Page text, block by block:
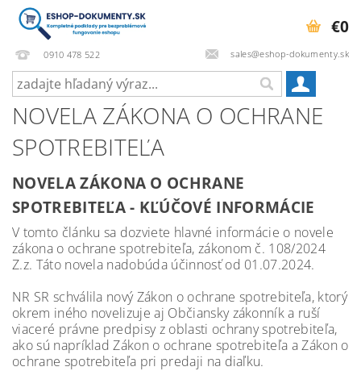
0910 478 522 sales@eshop-dokumenty.sk
€0
NOVELA ZÁKONA O OCHRANE
SPOTREBITEĽA
NOVELA ZÁKONA O OCHRANE
SPOTREBITEĽA - KĽÚČOVÉ INFORMÁCIE
V tomto článku sa dozviete hlavné informácie o novele
zákona o ochrane spotrebiteľa, zákonom č. 108/2024
Z.z. Táto novela nadobúda účinnosť od 01.07.2024.
NR SR schválila nový Zákon o ochrane spotrebiteľa, ktorý
okrem iného novelizuje aj Občiansky zákonník a ruší
viaceré právne predpisy z oblasti ochrany spotrebiteľa,
ako sú napríklad Zákon o ochrane spotrebiteľa a Zákon o
ochrane spotrebiteľa pri predaji na diaľku.